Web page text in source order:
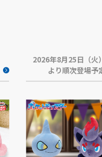
2026年8月25日（火）
より順次登場予